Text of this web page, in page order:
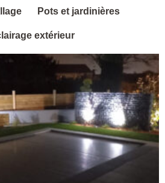
Pots et jardinières
extérieur